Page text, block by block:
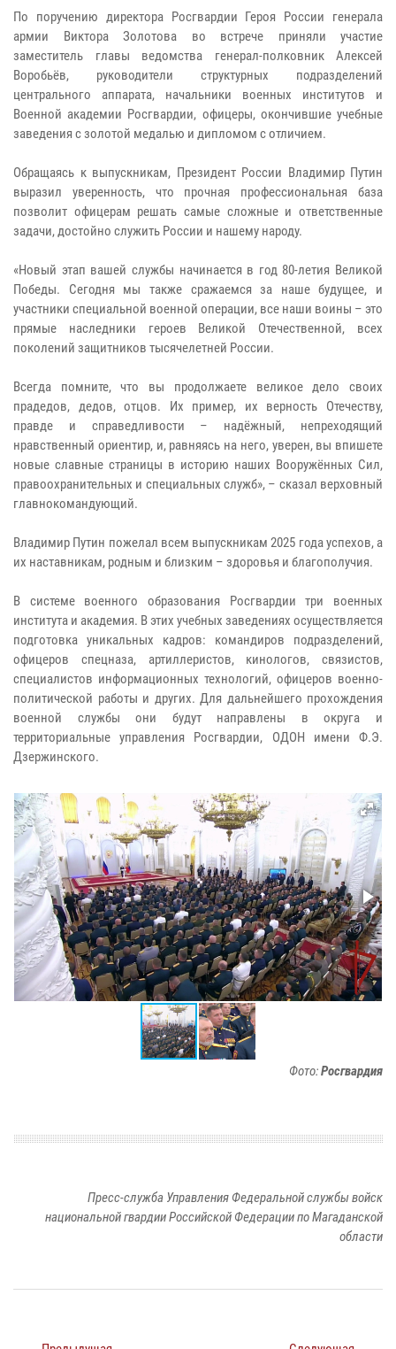
По поручению директора Росгвардии Героя России генерала
армии Виктора Золотова во встрече приняли участие
заместитель главы ведомства генерал-полковник Алексей
Воробьёв, руководители структурных подразделений
центрального аппарата, начальники военных институтов и
Военной академии Росгвардии, офицеры, окончившие учебные
заведения с золотой медалью и дипломом с отличием.
Обращаясь к выпускникам, Президент России Владимир Путин
выразил уверенность, что прочная профессиональная база
позволит офицерам решать самые сложные и ответственные
задачи, достойно служить России и нашему народу.
«Новый этап вашей службы начинается в год 80-летия Великой
Победы. Сегодня мы также сражаемся за наше будущее, и
участники специальной военной операции, все наши воины – это
прямые наследники героев Великой Отечественной, всех
поколений защитников тысячелетней России.
Всегда помните, что вы продолжаете великое дело своих
прадедов, дедов, отцов. Их пример, их верность Отечеству,
правде и справедливости – надёжный, непреходящий
нравственный ориентир, и, равняясь на него, уверен, вы впишете
новые славные страницы в историю наших Вооружённых Сил,
правоохранительных и специальных служб», – сказал верховный
главнокомандующий.
Владимир Путин пожелал всем выпускникам 2025 года успехов, а
их наставникам, родным и близким – здоровья и благополучия.
В системе военного образования Росгвардии три военных
института и академия. В этих учебных заведениях осуществляется
подготовка уникальных кадров: командиров подразделений,
офицеров спецназа, артиллеристов, кинологов, связистов,
специалистов информационных технологий, офицеров военно-
политической работы и других. Для дальнейшего прохождения
военной службы они будут направлены в округа и
территориальные управления Росгвардии, ОДОН имени Ф.Э.
Дзержинского.
Фото:Росгвардия
Пресс-служба Управления Федеральной службы войск
национальной гвардии Российской Федерации по Магаданской
области